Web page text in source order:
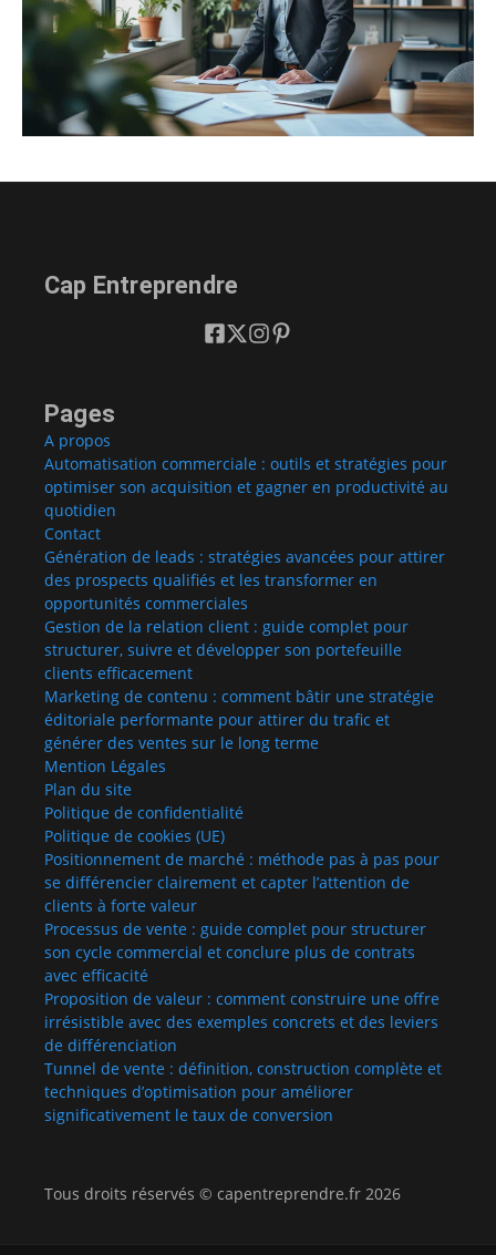
Cap Entreprendre
Pages
A propos
Automatisation commerciale : outils et stratégies pour
optimiser son acquisition et gagner en productivité au
quotidien
Contact
Génération de leads : stratégies avancées pour attirer
des prospects qualifiés et les transformer en
opportunités commerciales
Gestion de la relation client : guide complet pour
structurer, suivre et développer son portefeuille
clients efficacement
Marketing de contenu : comment bâtir une stratégie
éditoriale performante pour attirer du trafic et
générer des ventes sur le long terme
Mention Légales
Plan du site
Politique de confidentialité
Politique de cookies (UE)
Positionnement de marché : méthode pas à pas pour
se différencier clairement et capter l’attention de
clients à forte valeur
Processus de vente : guide complet pour structurer
son cycle commercial et conclure plus de contrats
avec efficacité
Proposition de valeur : comment construire une offre
irrésistible avec des exemples concrets et des leviers
de différenciation
Tunnel de vente : définition, construction complète et
techniques d’optimisation pour améliorer
significativement le taux de conversion
Tous droits réservés © capentreprendre.fr 2026